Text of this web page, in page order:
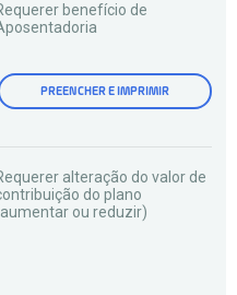
benefício de
PREENCHER E IMPRIMIR
alteração do valor de
do plano
ou reduzir)